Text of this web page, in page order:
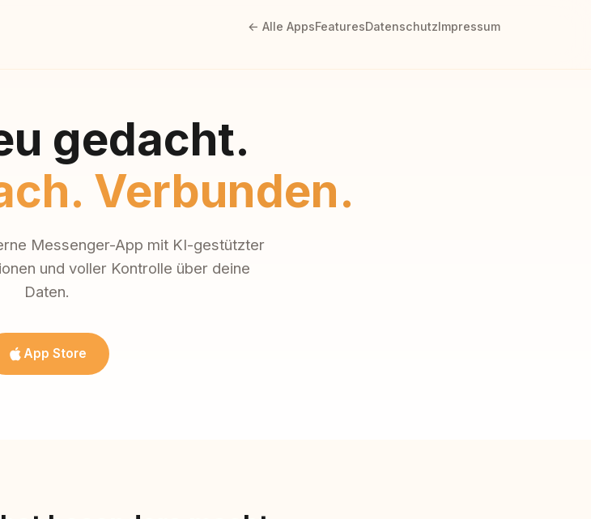
← Alle AppsFeaturesDatenschutzImpressum
gedacht.
Verbunden.
Messenger-App mit KI-gestützter
und voller Kontrolle über deine
Daten.
App Store